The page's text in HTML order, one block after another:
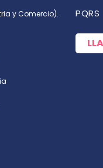
y Comercio).
PQRS